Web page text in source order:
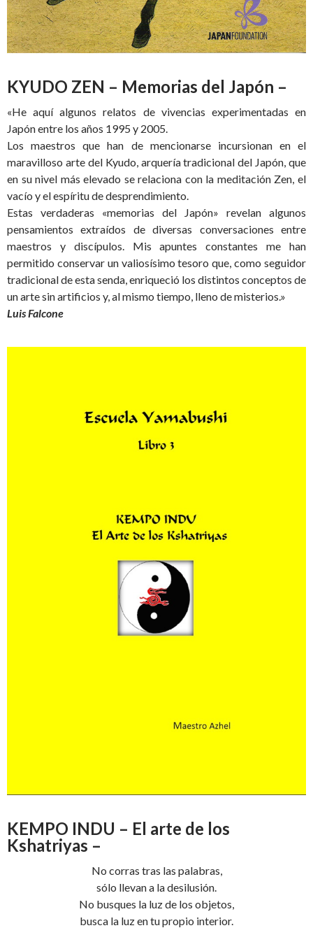
KYUDO ZEN – Memorias del Japón –
«He aquí algunos relatos de vivencias experimentadas en
Japón entre los años 1995 y 2005.
Los maestros que han de mencionarse incursionan en el
maravilloso arte del Kyudo, arquería tradicional del Japón, que
en su nivel más elevado se relaciona con la meditación Zen, el
vacío y el espíritu de desprendimiento.
Estas verdaderas «memorias del Japón» revelan algunos
pensamientos extraídos de diversas conversaciones entre
maestros y discípulos. Mis apuntes constantes me han
permitido conservar un valiosísimo tesoro que, como seguidor
tradicional de esta senda, enriqueció los distintos conceptos de
un arte sin artificios y, al mismo tiempo, lleno de misterios.»
Luis Falcone
KEMPO INDU – El arte de los
Kshatriyas –
No corras tras las palabras,
sólo llevan a la desilusión.
No busques la luz de los objetos,
busca la luz en tu propio interior.